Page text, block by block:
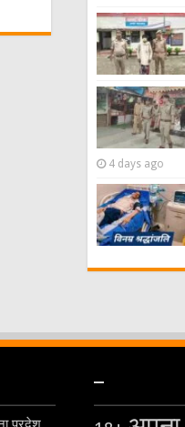
4 days ago
–